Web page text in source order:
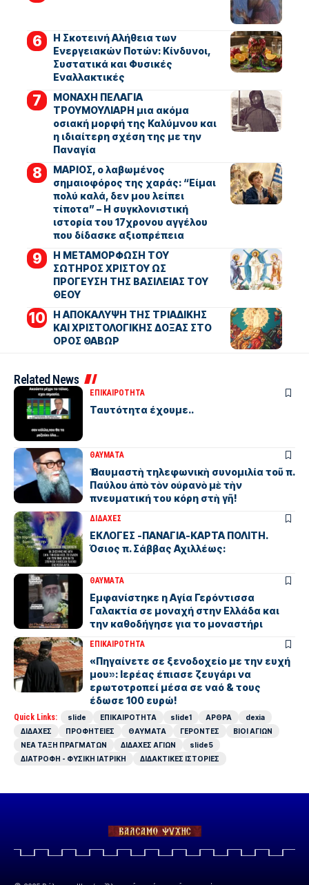
Η Σκοτεινή Αλήθεια των
Ενεργειακών Ποτών: Κίνδυνοι,
Συστατικά και Φυσικές
Εναλλακτικές
ΜΟΝΑΧΗ ΠΕΛΑΓΙΑ
ΤΡΟΥΜΟΥΛΙΑΡΗ μια ακόμα
οσιακή μορφή της Καλύμνου και
η ιδιαίτερη σχέση της με την
Παναγία
ΜΑΡΙΟΣ, ο λαβωμένος
σημαιοφόρος της χαράς: “Είμαι
πολύ καλά, δεν μου λείπει
τίποτα” – Η συγκλονιστική
ιστορία του 17χρονου αγγέλου
που δίδασκε αξιοπρέπεια
Η ΜΕΤΑΜΟΡΦΩΣΗ ΤΟΥ
ΣΩΤΗΡΟΣ ΧΡΙΣΤΟΥ ΩΣ
ΠΡΟΓΕΥΣΗ ΤΗΣ ΒΑΣΙΛΕΙΑΣ ΤΟΥ
ΘΕΟΥ
Η ΑΠΟΚΑΛΥΨΗ ΤΗΣ ΤΡΙΑΔΙΚΗΣ
ΚΑΙ ΧΡΙΣΤΟΛΟΓΙΚΗΣ ΔΟΞΑΣ ΣΤΟ
ΟΡΟΣ ΘΑΒΩΡ
Related News
ΕΠΙΚΑΙΡΟΤΗΤΑ
Ταυτότητα έχουμε..
ΘΑΥΜΑΤΑ
Ἡ θαυμαστὴ τηλεφωνικὴ συνομιλία τοῦ π.
Παύλου ἀπὸ τὸν οὐρανὸ μὲ τὴν
πνευματική του κόρη στὴ γῆ!
ΔΙΔΑΧΕΣ
ΕΚΛΟΓΕΣ -ΠΑΝΑΓΙΑ-ΚΑΡΤΑ ΠΟΛΙΤΗ.
Όσιος π. Σάββας Αχιλλέως:
ΘΑΥΜΑΤΑ
Εμφανίστηκε η Αγία Γερόντισσα
Γαλακτία σε μοναχή στην Ελλάδα και
την καθοδήγησε για το μοναστήρι
ΕΠΙΚΑΙΡΟΤΗΤΑ
«Πηγαίνετε σε ξενοδοχείο με την ευχή
μου»: Ιερέας έπιασε ζευγάρι να
ερωτοτροπεί μέσα σε ναό & τους
έδωσε 100 ευρώ!
Quick Links: slide ΕΠΙΚΑΙΡΟΤΗΤΑ slide1 ΑΡΘΡΑ
dexia
ΔΙΔΑΧΕΣ
ΠΡΟΦΗΤΕΙΕΣ ΘΑΥΜΑΤΑ ΓΕΡΟΝΤΕΣ
ΒΙΟΙ ΑΓΙΩΝ
ΝΕΑ ΤΑΞΗ ΠΡΑΓΜΑΤΩΝ
ΔΙΔΑΧΕΣ ΑΓΙΩΝ
slide5
ΔΙΑΤΡΟΦΗ - ΦΥΣΙΚΗ ΙΑΤΡΙΚΗ
ΔΙΔΑΚΤΙΚΕΣ ΙΣΤΟΡΙΕΣ